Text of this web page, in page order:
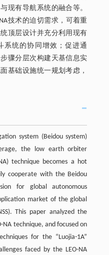
现有导航系统的融合等。
技术的迫切需求，可着重
顶层设计并充分利用现有
系统的协同增效；促进通
骤分层次构建天基信息实
基础设施统一规划考虑，
system (Beidou system)
the low earth orbiter
technique becomes a hot
cooperate with the Beidou
for global autonomous
market of the global
This paper analyzed the
technique, and focused on
for the “Luojia-1A”
faced by the LEO-NA